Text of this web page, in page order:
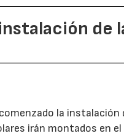
la instalación
irán montados en